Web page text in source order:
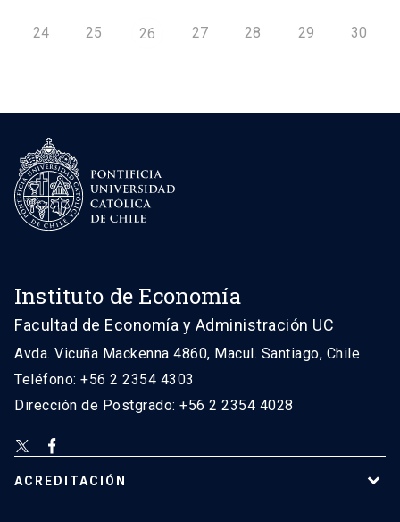
24 25 26 27 28 29 30
Instituto de Economía
Facultad de Economía y Administración UC
Avda. Vicuña Mackenna 4860, Macul. Santiago, Chile
Teléfono: +56 2 2354 4303
Dirección de Postgrado: +56 2 2354 4028
ACREDITACIÓN